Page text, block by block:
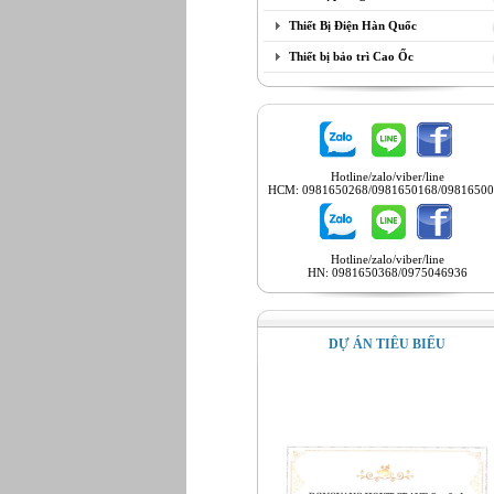
Thiết Bị Điện Hàn Quốc
Thiết bị bảo trì Cao Ốc
Hotline/zalo/viber/line
HCM: 0981650268/0981650168/
Hotline/zalo/viber/line
HN: 0981650368/0975046936
DỰ ÁN TIÊU BIỂU